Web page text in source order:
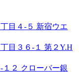
目４-５ 新宿ウエ
目３６-１ 第２Y.H
２ クローバー銀